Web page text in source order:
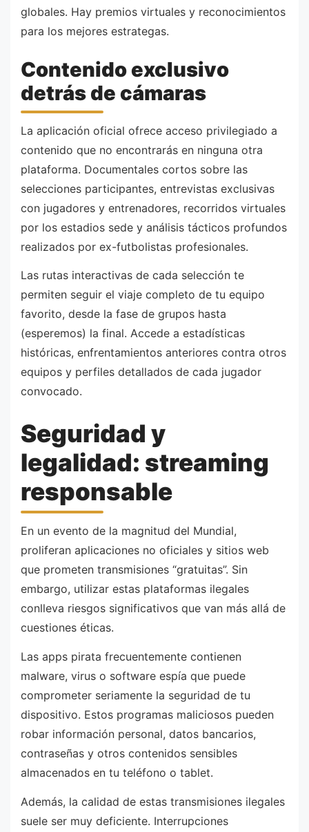
globales. Hay premios virtuales y reconocimientos
para los mejores estrategas.
Contenido exclusivo
detrás de cámaras
La aplicación oficial ofrece acceso privilegiado a
contenido que no encontrarás en ninguna otra
plataforma. Documentales cortos sobre las
selecciones participantes, entrevistas exclusivas
con jugadores y entrenadores, recorridos virtuales
por los estadios sede y análisis tácticos profundos
realizados por ex-futbolistas profesionales.
Las rutas interactivas de cada selección te
permiten seguir el viaje completo de tu equipo
favorito, desde la fase de grupos hasta
(esperemos) la final. Accede a estadísticas
históricas, enfrentamientos anteriores contra otros
equipos y perfiles detallados de cada jugador
convocado.
Seguridad y
legalidad: streaming
responsable
En un evento de la magnitud del Mundial,
proliferan aplicaciones no oficiales y sitios web
que prometen transmisiones “gratuitas”. Sin
embargo, utilizar estas plataformas ilegales
conlleva riesgos significativos que van más allá de
cuestiones éticas.
Las apps pirata frecuentemente contienen
malware, virus o software espía que puede
comprometer seriamente la seguridad de tu
dispositivo. Estos programas maliciosos pueden
robar información personal, datos bancarios,
contraseñas y otros contenidos sensibles
almacenados en tu teléfono o tablet.
Además, la calidad de estas transmisiones ilegales
suele ser muy deficiente. Interrupciones